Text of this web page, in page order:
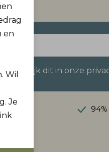
Bekijk dit in onze
€50
en
Wil
Je